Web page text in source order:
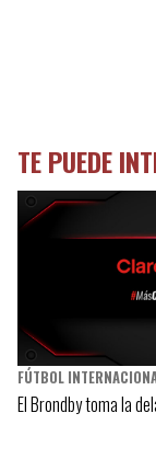
TE PUEDE
FÚTBOL
El Brondby toma la